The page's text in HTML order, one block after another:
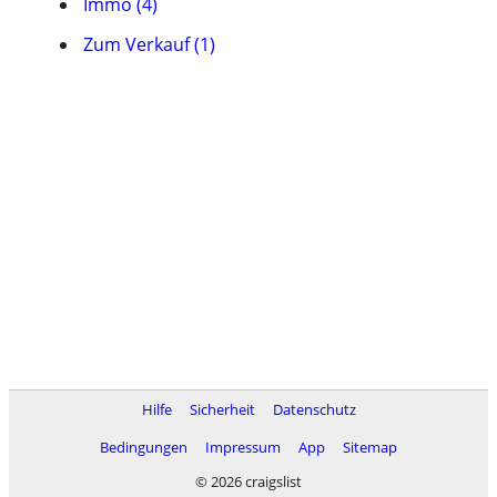
Zum Verkauf (1)
Hilfe Sicherheit
Datenschutz
Bedingungen
Impressum App
Sitemap
© 2026 craigslist